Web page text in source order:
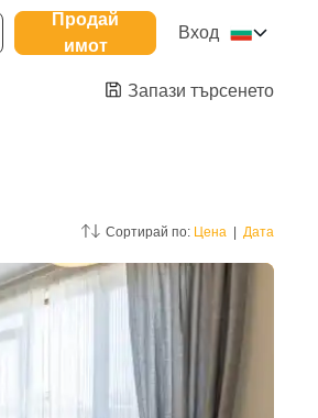
Продай
имот
Вход
Запази търсенето
Сортирай по: Цена Дата